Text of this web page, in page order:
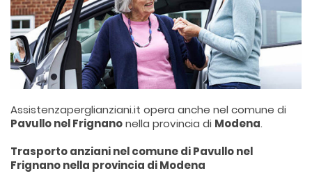
Assistenzaperglianziani.it opera anche nel comune di
Pavullo nel Frignanonella provincia di Modena.
Trasporto anziani nel comune di Pavullo nel
Frignano nella provincia di Modena